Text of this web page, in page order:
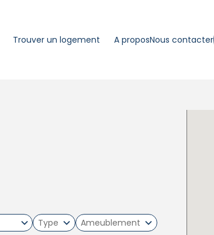
Trouver un logement A proposNous contacter
Type Ameublement